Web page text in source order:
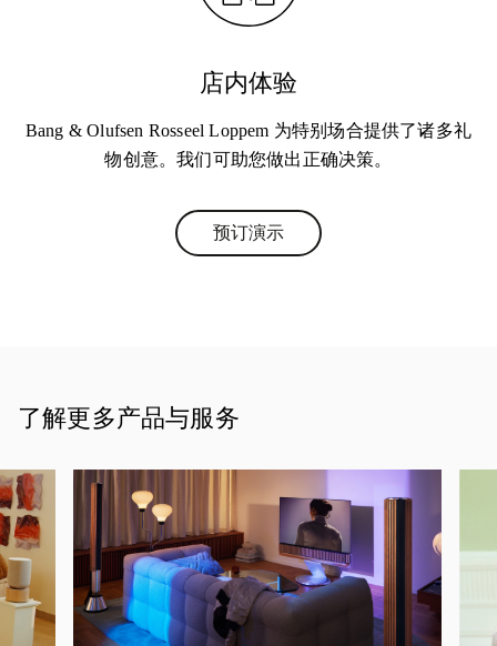
店内体验
Bang & Olufsen Rosseel Loppem 为特别场合提供了诸多礼
物创意。我们可助您做出正确决策。
预订演示Link Opens in New Tab
了解更多产品与服务